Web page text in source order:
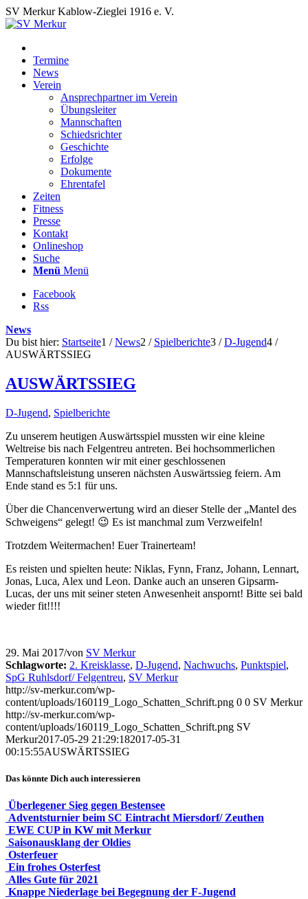
SV Merkur Kablow-Zieglei 1916 e. V.
Termine
News
Verein
Ansprechpartner im Verein
Übungsleiter
Mannschaften
Schiedsrichter
Geschichte
Erfolge
Dokumente
Ehrentafel
Zeiten
Fitness
Presse
Kontakt
Onlineshop
Suche
Menü Menü
Facebook
Rss
News
Du bist hier: Startseite1 / News2 / Spielberichte3 / D-Jugend4 /
AUSWÄRTSSIEG
AUSWÄRTSSIEG
D-Jugend, Spielberichte
Zu unserem heutigen Auswärtsspiel mussten wir eine kleine
Weltreise bis nach Felgentreu antreten. Bei hochsommerlichen
Temperaturen konnten wir mit einer geschlossenen
Mannschaftsleistung unseren nächsten Auswärtssieg feiern. Am
Ende stand es 5:1 für uns.
Über die Chancenverwertung wird an dieser Stelle der „Mantel des
Schweigens“ gelegt! 😉 Es ist manchmal zum Verzweifeln!
Trotzdem Weitermachen! Euer Trainerteam!
Es reisten und spielten heute: Niklas, Fynn, Franz, Johann, Lennart,
Jonas, Luca, Alex und Leon. Danke auch an unseren Gipsarm-
Lucas, der uns mit seiner steten Anwesenheit anspornt! Bitte sei bald
wieder fit!!!!
29. Mai 2017/von SV Merkur
Schlagworte: 2. Kreisklasse, D-Jugend, Nachwuchs, Punktspiel,
SpG Ruhlsdorf/ Felgentreu, SV Merkur
http://sv-merkur.com/wp-
content/uploads/160119_Logo_Schatten_Schrift.png 0 0 SV Merkur
http://sv-merkur.com/wp-
content/uploads/160119_Logo_Schatten_Schrift.png SV
Merkur2017-05-29 21:29:182017-05-31
00:15:55AUSWÄRTSSIEG
Das könnte Dich auch interessieren
Überlegener Sieg gegen Bestensee
Adventsturnier beim SC Eintracht Miersdorf/ Zeuthen
EWE CUP in KW mit Merkur
Saisonausklang der Oldies
Osterfeuer
Ein frohes Osterfest
Alles Gute für 2021
Knappe Niederlage bei Begegnung der F-Jugend